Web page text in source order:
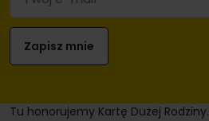
Tu honorujemy Kartę Dużej Rodziny.